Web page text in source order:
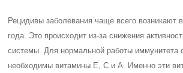
Рецидивы заболевания чаще всего возникают
года. Это происходит из-за снижения
системы. Для нормальной работы иммунитета
необходимы витамины Е, С и А. Именно эти